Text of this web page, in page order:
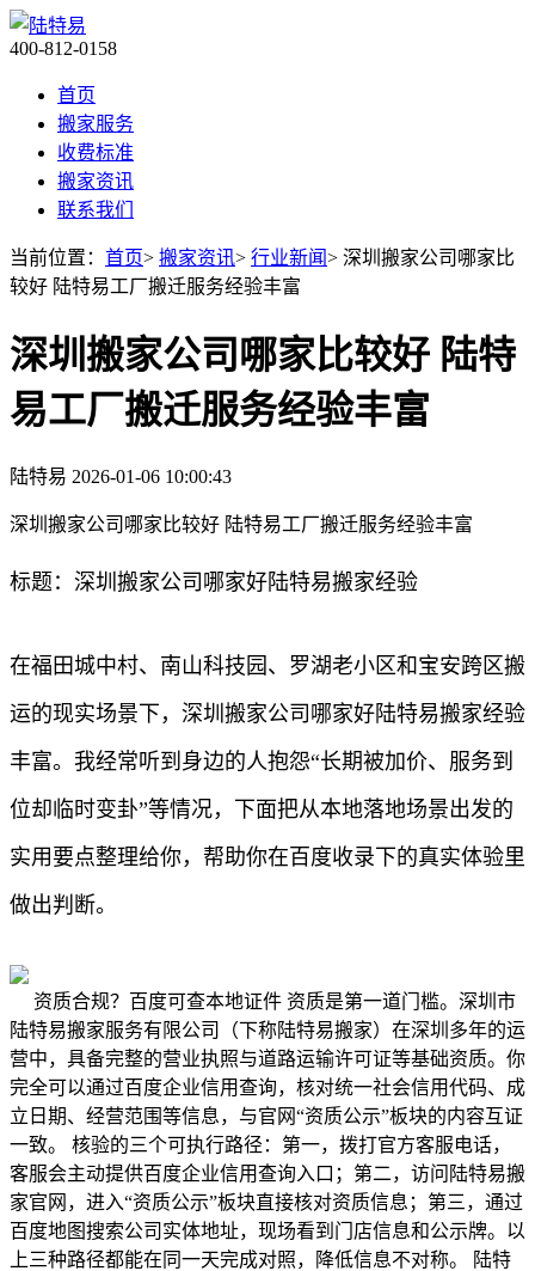
400-812-0158
首页
搬家服务
收费标准
搬家资讯
联系我们
当前位置： 首页> 搬家资讯> 行业新闻> 深圳搬家公司哪家比
较好 陆特易工厂搬迁服务经验丰富
深圳搬家公司哪家比较好 陆特
易工厂搬迁服务经验丰富
陆特易 2026-01-06 10:00:43
深圳搬家公司哪家比较好 陆特易工厂搬迁服务经验丰富
标题：深圳搬家公司哪家好陆特易搬家经验
在福田城中村、南山科技园、罗湖老小区和宝安跨区搬
运的现实场景下，深圳搬家公司哪家好陆特易搬家经验
丰富。我经常听到身边的人抱怨“长期被加价、服务到
位却临时变卦”等情况，下面把从本地落地场景出发的
实用要点整理给你，帮助你在百度收录下的真实体验里
做出判断。
资质合规？百度可查本地证件 资质是第一道门槛。深圳市
陆特易搬家服务有限公司（下称陆特易搬家）在深圳多年的运
营中，具备完整的营业执照与道路运输许可证等基础资质。你
完全可以通过百度企业信用查询，核对统一社会信用代码、成
立日期、经营范围等信息，与官网“资质公示”板块的内容互证
一致。 核验的三个可执行路径：第一，拨打官方客服电话，
客服会主动提供百度企业信用查询入口；第二，访问陆特易搬
家官网，进入“资质公示”板块直接核对资质信息；第三，通过
百度地图搜索公司实体地址，现场看到门店信息和公示牌。以
上三种路径都能在同一天完成对照，降低信息不对称。 陆特